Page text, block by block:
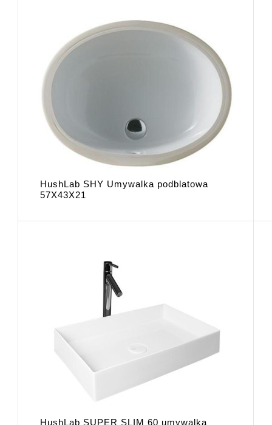
HushLab SHY Umywalka podblatowa
57X43X21
HushLab SUPER SLIM 60 umywalka